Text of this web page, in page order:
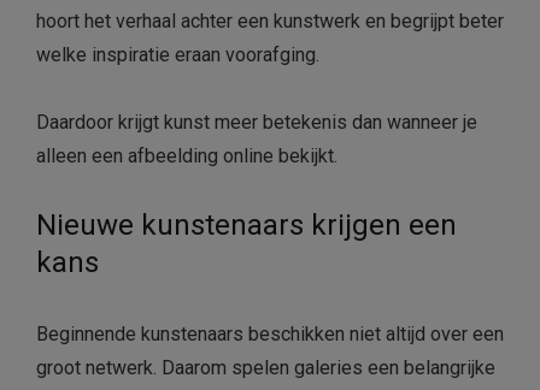
hoort het verhaal achter een kunstwerk en begrijpt beter
welke inspiratie eraan voorafging.
Daardoor krijgt kunst meer betekenis dan wanneer je
alleen een afbeelding online bekijkt.
Nieuwe kunstenaars krijgen een
kans
Beginnende kunstenaars beschikken niet altijd over een
groot netwerk. Daarom spelen galeries een belangrijke